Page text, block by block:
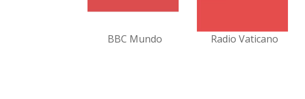
BBC Mundo Radio Vaticano